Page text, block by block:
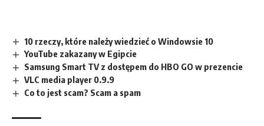
10 rzeczy, które należy wiedzieć o Windowsie 10
YouTube zakazany w Egipcie
Samsung Smart TV z dostępem do HBO GO w prezencie
VLC media player 0.9.9
Co to jest scam? Scam a spam